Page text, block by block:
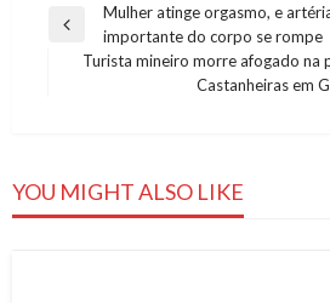
Navegação
Previous
Mulher atinge orgasmo, e
importante do corpo se rompe
Turista mineiro morre afogado na
Castanheiras em
YOU MIGHT ALSO LIKE